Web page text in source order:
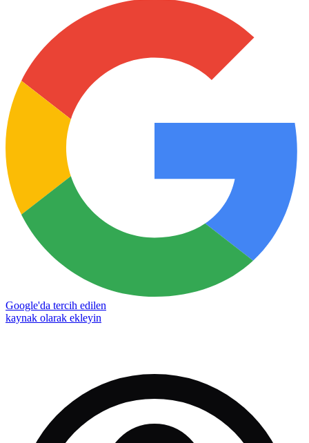
Google'da tercih edilen
kaynak olarak ekleyin